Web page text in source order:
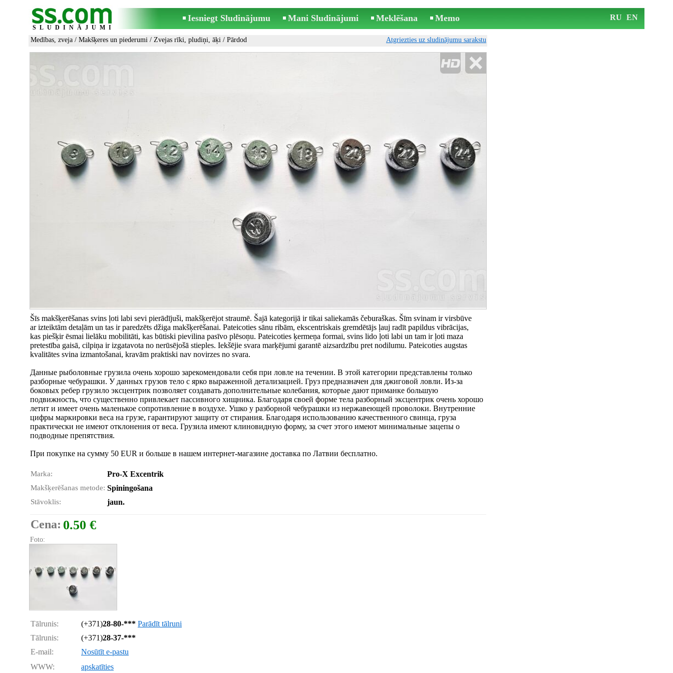
SLUDINĀJUMI
Iesniegt Sludinājumu Mani Sludinājumi Meklēšana Memo RU EN
Medības, zveja / Makšķeres un piederumi / Zvejas rīki, pludiņi, āķi / Pārdod Atgriezties uz sludinājumu sarakstu
Šīs makšķerēšanas svins ļoti labi sevi pierādījuši, makšķerējot straumē. Šajā kategorijā ir tikai saliekamās čeburaškas. Šīm svinam ir virsbūve
ar izteiktām detaļām un tas ir paredzēts džiga makšķerēšanai. Pateicoties sānu ribām, ekscentriskais gremdētājs ļauj radīt papildus vibrācijas,
kas piešķir ēsmai lielāku mobilitāti, kas būtiski pievilina pasīvo plēsoņu. Pateicoties ķermeņa formai, svins lido ļoti labi un tam ir ļoti maza
pretestība gaisā, cilpiņa ir izgatavota no nerūsējošā stieples. Iekšējie svara marķējumi garantē aizsardzību pret nodilumu. Pateicoties augstas
kvalitātes svina izmantošanai, kravām praktiski nav novirzes no svara.
Данные рыболовные грузила очень хорошо зарекомендовали себя при ловле на течении. В этой категории представлены только
разборные чебурашки. У данных грузов тело с ярко выраженной детализацией. Груз предназначен для джиговой ловли. Из-за
боковых ребер грузило эксцентрик позволяет создавать дополнительные колебания, которые дают приманке большую
подвижность, что существенно привлекает пассивного хищника. Благодаря своей форме тела разборный эксцентрик очень хорошо
летит и имеет очень маленькое сопротивление в воздухе. Ушко у разборной чебурашки из нержавеющей проволоки. Внутренние
цифры маркировки веса на грузе, гарантируют защиту от стирания. Благодаря использованию качественного свинца, груза
практически не имеют отклонения от веса. Грузила имеют клиновидную форму, за счет этого имеют минимальные зацепы о
подводные препятствия.
При покупке на сумму 50 EUR и больше в нашем интернет-магазине доставка по Латвии бесплатно.
Marka: Pro-X Excentrik
Makšķerēšanas metode: Spiningošana
Stāvoklis: jaun.
Cena: 0.50 €
Foto:
Tālrunis: (+371)28-80-*** Parādīt tālruni
Tālrunis:
(+371)28-37-***
E-mail:
Nosūtīt e-pastu
WWW:
apskatīties